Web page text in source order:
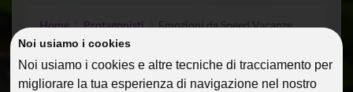
Noi usiamo i cookies
Noi usiamo i cookies e altre tecniche di tracciamento per
migliorare la tua esperienza di navigazione nel nostro
Home Protagonisti Emozioni da Speed Vacanze
EMOZIONI DA SPEED